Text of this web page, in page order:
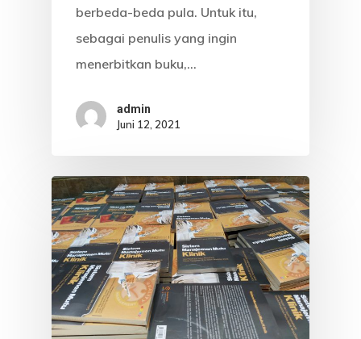
berbeda-beda pula. Untuk itu,
sebagai penulis yang ingin
menerbitkan buku,…
admin
Juni 12, 2021